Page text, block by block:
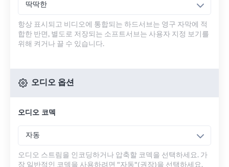
딱딱한
항상 표시되고 비디오에 통합되는 하드서브는 영구 자막에 적
합한 반면, 별도로 저장되는 소프트서브는 사용자 지정 보기를
위해 켜거나 끌 수 있습니다.
오디오 옵션
오디오 코덱
자동
오디오 스트림을 인코딩하거나 압축할 코덱을 선택하세요. 가
장 일반적인 코덱을 사용하려면 "자동"(권장)을 선택하세요.